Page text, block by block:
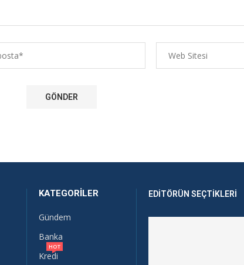
KATEGORILER
Gündem
Banka
Kredi
HOT
EDITÖRÜN SEÇTIKLERI